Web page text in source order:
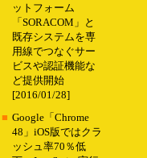
ットフォーム
「SORACOM」と
既存システムを専
用線でつなぐサー
ビスや認証機能な
ど提供開始
[2016/01/28]
■ Google「Chrome
48」iOS版ではクラ
ッシュ率70％低